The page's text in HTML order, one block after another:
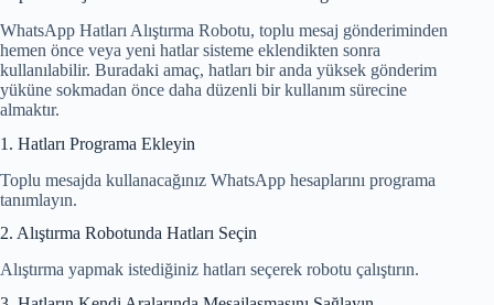
WhatsApp Hatları Alıştırma Robotu, toplu mesaj gönderiminden
hemen önce veya yeni hatlar sisteme eklendikten sonra
kullanılabilir. Buradaki amaç, hatları bir anda yüksek gönderim
yüküne sokmadan önce daha düzenli bir kullanım sürecine
almaktır.
1. Hatları Programa Ekleyin
Toplu mesajda kullanacağınız WhatsApp hesaplarını programa
tanımlayın.
2. Alıştırma Robotunda Hatları Seçin
Alıştırma yapmak istediğiniz hatları seçerek robotu çalıştırın.